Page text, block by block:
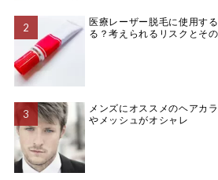
医療レーザー脱毛に使用す
る？考えられるリスクとそ
メンズにオススメのヘアカ
やメッシュがオシャレ